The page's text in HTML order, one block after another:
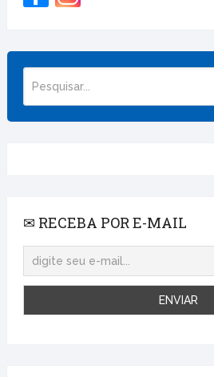
✉ RECEBA POR E-MAIL